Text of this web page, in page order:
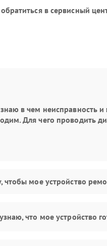
в сервисный
в чем неисправность и
Для чего проводить
чтобы мое устройство
что мое устройство